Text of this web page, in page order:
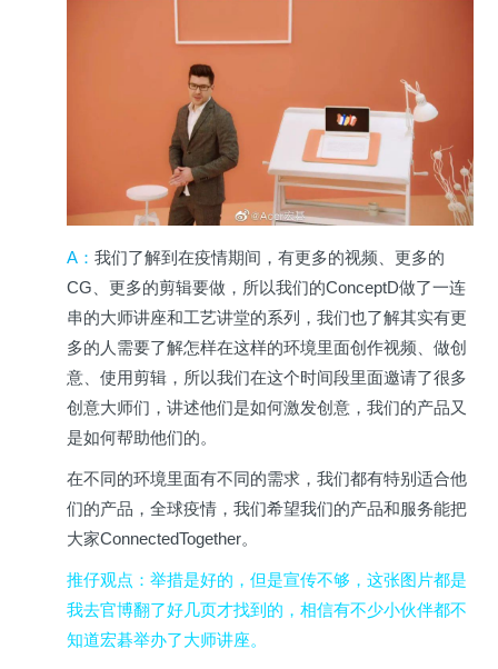
A ： 我们了解到在疫情期间，有更多的视频、更多的
CG、更多的剪辑要做，所以我们的ConceptD做了一连
串的大师讲座和工艺讲堂的系列，我们也了解其实有更
多的人需要了解怎样在这样的环境里面创作视频、做创
意、使用剪辑，所以我们在这个时间段里面邀请了很多
创意大师们，讲述他们是如何激发创意，我们的产品又
是如何帮助他们的。
在不同的环境里面有不同的需求，我们都有特别适合他
们的产品，全球疫情，我们希望我们的产品和服务能把
大家ConnectedTogether。
推仔观点 ：举措是好的，但是宣传不够，这张图片都是
我去官博翻了好几页才找到的，相信有不少小伙伴都不
知道宏碁举办了大师讲座。